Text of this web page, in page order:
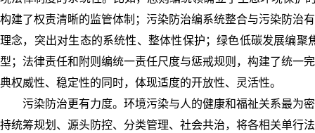
构建了权责清晰的监管体制；污染防治编系统整合与污染防治
理念，突出对生态的系统性、整体性保护；绿色低碳发展编
型；法律责任和附则编统一责任尺度与惩戒规则，构建了统一
典权威性、稳定性的同时，体现适度的开放性、灵活性。
污染防治更有力度。环境污染与人的健康和福祉关系最为
持统筹规划、源头防控、分类管理、社会共治，将各相关单行